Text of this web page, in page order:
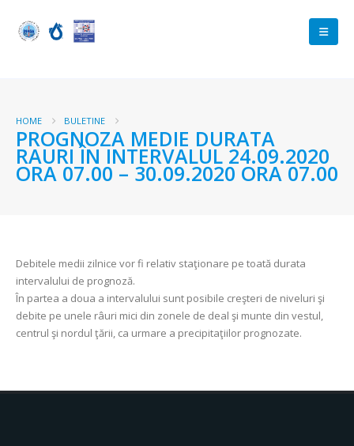
HOME BULETINE
PROGNOZA MEDIE DURATA
RAURI ÎN INTERVALUL 24.09.2020
ORA 07.00 – 30.09.2020 ORA 07.00
Debitele medii zilnice vor fi relativ staţionare pe toată durata
intervalului de prognoză.
În partea a doua a intervalului sunt posibile creşteri de niveluri şi
debite pe unele râuri mici din zonele de deal şi munte din vestul,
centrul şi nordul ţării, ca urmare a precipitaţiilor prognozate.